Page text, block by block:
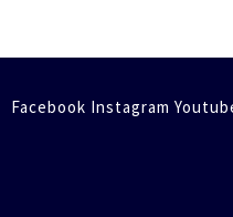
Facebook Instagram